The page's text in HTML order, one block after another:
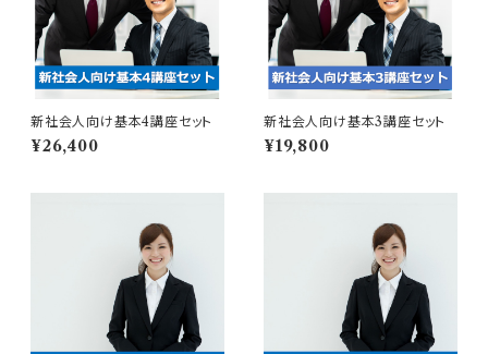
新社会人向け基本4講座セット
¥26,400
新社会人向け基本3講座セット
¥19,800